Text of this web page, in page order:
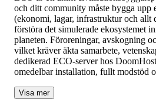
och ditt community måste bygga upp
(ekonomi, lagar, infrastruktur och allt
förstöra det simulerade ekosystemet
planeten. Föroreningar, avskogning
vilket kräver äkta samarbete,
dedikerad ECO-server hos
omedelbar installation, fullt modstöd
Visa mer